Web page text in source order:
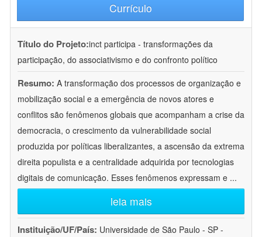
Currículo
Título do Projeto:inct participa - transformações da
participação, do associativismo e do confronto político
Resumo: A transformação dos processos de organização e
mobilização social e a emergência de novos atores e
conflitos são fenômenos globais que acompanham a crise da
democracia, o crescimento da vulnerabilidade social
produzida por políticas liberalizantes, a ascensão da extrema
direita populista e a centralidade adquirida por tecnologias
digitais de comunicação. Esses fenômenos expressam e ...
leia mais
Instituição/UF/País: Universidade de São Paulo - SP -